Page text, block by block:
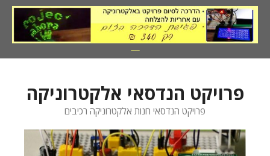
לדלג
לתוכן
פרויקט הנדסאי אלקטרוניקה
פרויקט הנדסאי חנות אלקטרוניקה רכיבים